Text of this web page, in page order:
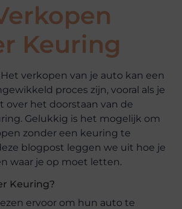
Keuring
Het verkopen van je auto kan een
proces zijn, vooral als je
over het doorstaan van de
Gelukkig is het mogelijk om
zonder een keuring te
blogpost leggen we uit hoe je
waar je op moet letten.
Keuring?
ervoor om hun auto te